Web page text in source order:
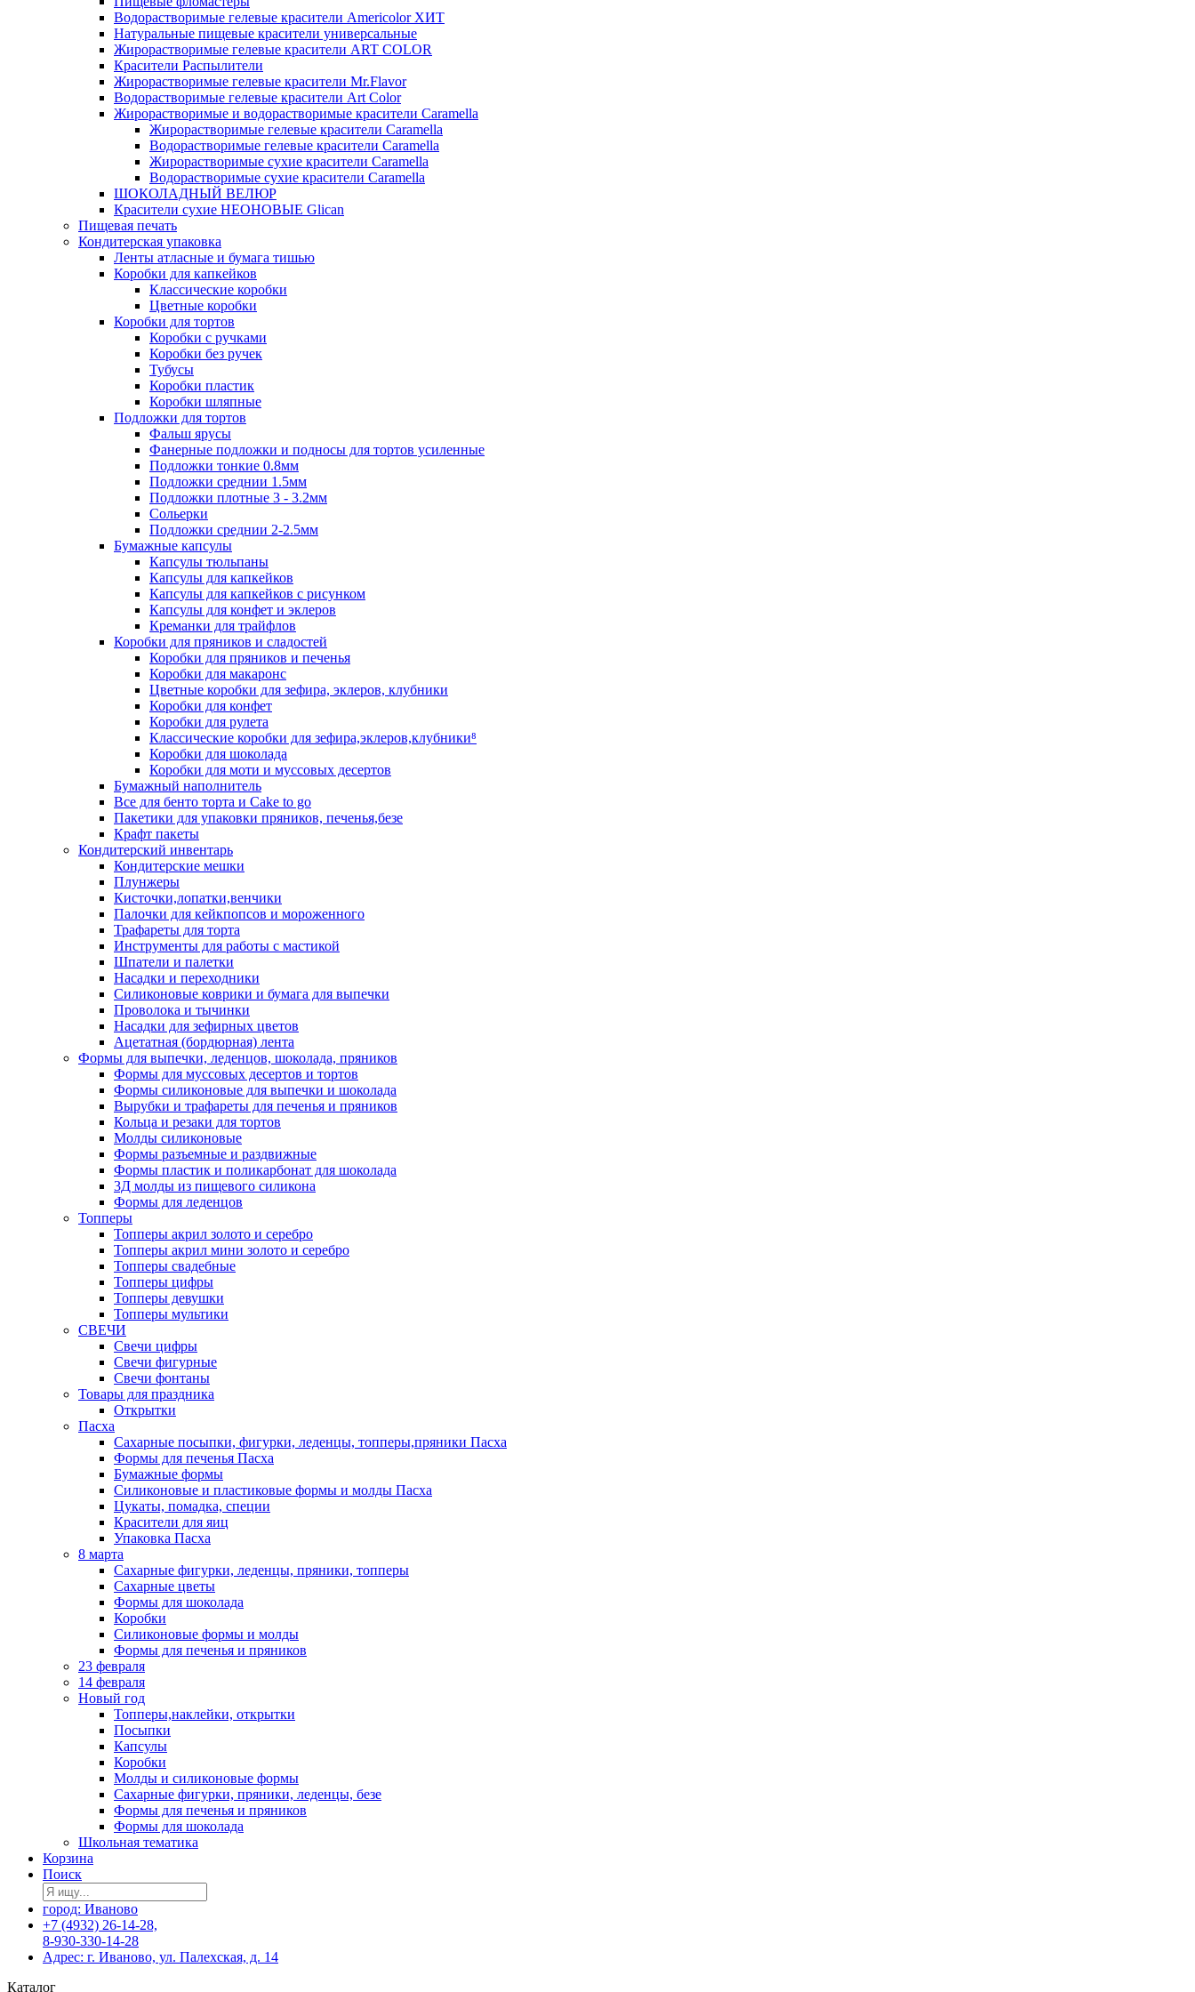
Водорастворимые гелевые красители Americolor ХИТ
Натуральные пищевые красители универсальные
Жирорастворимые гелевые красители ART COLOR
Красители Распылители
Жирорастворимые гелевые красители Mr.Flavor
Водорастворимые гелевые красители Art Color
Жирорастворимые и водорастворимые красители Caramella
Жирорастворимые гелевые красители Caramella
Водорастворимые гелевые красители Caramella
Жирорастворимые сухие красители Caramella
Водорастворимые сухие красители Caramella
ШОКОЛАДНЫЙ ВЕЛЮР
Красители сухие НЕОНОВЫЕ Glican
Пищевая печать
Кондитерская упаковка
Ленты атласные и бумага тишью
Коробки для капкейков
Классические коробки
Цветные коробки
Коробки для тортов
Коробки с ручками
Коробки без ручек
Тубусы
Коробки пластик
Коробки шляпные
Подложки для тортов
Фальш ярусы
Фанерные подложки и подносы для тортов усиленные
Подложки тонкие 0.8мм
Подложки среднии 1.5мм
Подложки плотные 3 - 3.2мм
Сольерки
Подложки среднии 2-2.5мм
Бумажные капсулы
Капсулы тюльпаны
Капсулы для капкейков
Капсулы для капкейков с рисунком
Капсулы для конфет и эклеров
Креманки для трайфлов
Коробки для пряников и сладостей
Коробки для пряников и печенья
Коробки для макаронс
Цветные коробки для зефира, эклеров, клубники
Коробки для конфет
Коробки для рулета
Классические коробки для зефира,эклеров,клубники⁸
Коробки для шоколада
Коробки для моти и муссовых десертов
Бумажный наполнитель
Все для бенто торта и Cake to go
Пакетики для упаковки пряников, печенья,безе
Крафт пакеты
Кондитерский инвентарь
Кондитерские мешки
Плунжеры
Кисточки,лопатки,венчики
Палочки для кейкпопсов и мороженного
Трафареты для торта
Инструменты для работы с мастикой
Шпатели и палетки
Насадки и переходники
Силиконовые коврики и бумага для выпечки
Проволока и тычинки
Насадки для зефирных цветов
Ацетатная (бордюрная) лента
Формы для выпечки, леденцов, шоколада, пряников
Формы для муссовых десертов и тортов
Формы силиконовые для выпечки и шоколада
Вырубки и трафареты для печенья и пряников
Кольца и резаки для тортов
Молды силиконовые
Формы разъемные и раздвижные
Формы пластик и поликарбонат для шоколада
3Д молды из пищевого силикона
Формы для леденцов
Топперы
Топперы акрил золото и серебро
Топперы акрил мини золото и серебро
Топперы свадебные
Топперы цифры
Топперы девушки
Топперы мультики
СВЕЧИ
Свечи цифры
Свечи фигурные
Свечи фонтаны
Товары для праздника
Открытки
Пасха
Сахарные посыпки, фигурки, леденцы, топперы,пряники Пасха
Формы для печенья Пасха
Бумажные формы
Силиконовые и пластиковые формы и молды Пасха
Цукаты, помадка, специи
Красители для яиц
Упаковка Пасха
8 марта
Сахарные фигурки, леденцы, пряники, топперы
Сахарные цветы
Формы для шоколада
Коробки
Силиконовые формы и молды
Формы для печенья и пряников
23 февраля
14 февраля
Новый год
Топперы,наклейки, открытки
Посыпки
Капсулы
Коробки
Молды и силиконовые формы
Сахарные фигурки, пряники, леденцы, безе
Формы для печенья и пряников
Формы для шоколада
Школьная тематика
Корзина
Поиск
город: Иваново
+7 (4932) 26-14-28,
8-930-330-14-28
Адрес: г. Иваново, ул. Палехская, д. 14
Каталог